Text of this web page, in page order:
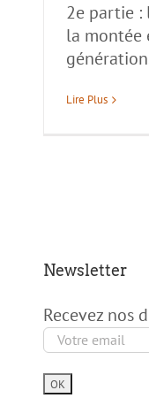
2e partie :
la montée
Lire Plus
Newsletter
Recevez nos